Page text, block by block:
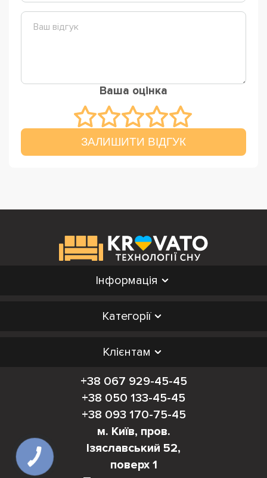
Ваша оцінка
ЗАЛИШИТИ ВІДГУК
Інформація
Категорії
Клієнтам
+38 067 929-45-45
+38 050 133-45-45
+38 093 170-75-45
м. Київ, пров.
Ізяславський 52,
поверх 1